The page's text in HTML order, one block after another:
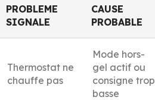
PROBLEME
SIGNALE
CAUSE
PROBABLE
Thermostat ne
chauffe pas
Mode hors-
gel actif ou
consigne trop
basse